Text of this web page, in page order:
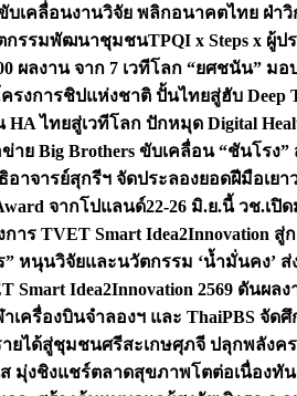
เคลื่อนงานวิจัย พลิกอนาคตไทย ฝ่า
ตกรรมพัฒนาชุมชนTPQI x Steps x ผู้
ผลงาน จาก 7 เวทีโลก “ยศชนัน” ม
รงการชิปแห่งชาติ ปั้นไทยสู่ฮับ Deep
HA ไทยสู่เวทีโลก ปักหมุด Digital
าย Big Brothers ขับเคลื่อน “ชันโรง
าจารย์สุกรีฯ จัดประลองยอดฝีมือเย
จากโปแลนด์22-26 มิ.ย.นี้ วช.เปิ
ร TVET Smart Idea2Innovation สู่
หนุนวิจัยและนวัตกรรม ‘น้ำมั่นคง’
Idea2Innovation 2569 ดันผล
ครื่องบินจำลองฯ และ ThaiPBS จัดศึ
ยได้สู่ชุมชนศรีสะเกษศุภจี ปลุกพลังค
ส มุ่งชิงแชร์ตลาดสุขภาพโตต่อเนื่องทัน